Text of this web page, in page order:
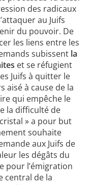
des radicaux
au Juifs
du pouvoir. De
les liens entre les
subissent la
et se réfugient
Juifs à quitter le
aisé à cause de la
qui empêche le
la difficulté de
» a pour but
souhaite
aux Juifs de
les dégâts du
pour l’émigration
central de la